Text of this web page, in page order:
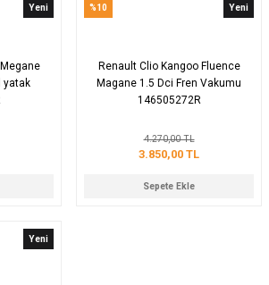
Yeni
yatak
%10 Yeni
Renault Clio Kangoo Fluence
Magane 1.5 Dci Fren Vakumu
146505272R
4.270,00 TL
3.850,00 TL
Sepete Ekle
Yeni